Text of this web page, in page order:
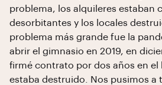
problema, los alquileres estaban
desorbitantes y los locales
problema más grande fue la
abrir el gimnasio en 2019, en
firmé contrato por dos años en el
estaba destruido. Nos pusimos a